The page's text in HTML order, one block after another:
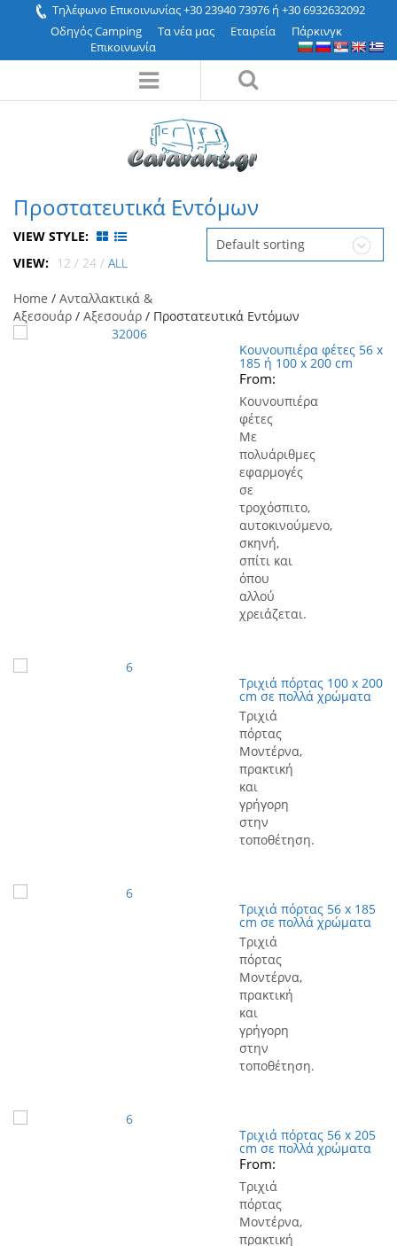
Τηλέφωνο Επικοινωνίας +30 23940 73976 ή +30 6932632092
Οδηγός Camping
Τα νέα μας Εταιρεία
Πάρκινγκ
Επικοινωνία
Προστατευτικά Εντόμων
Default sorting
VIEW STYLE:
VIEW: 12 / 24 / ALL
Home / Ανταλλακτικά &
Αξεσουάρ / Αξεσουάρ / Προστατευτικά Εντόμων
Κουνουπιέρα φέτες 56 x
185 ή 100 x 200 cm
From:
Κουνουπιέρα
φέτες
Με
πολυάριθμες
εφαρμογές
σε
τροχόσπιτο,
αυτοκινούμενο,
σκηνή,
σπίτι και
όπου
αλλού
χρειάζεται.
Τριχιά πόρτας 100 x 200
cm σε πολλά χρώματα
Τριχιά
πόρτας
Μοντέρνα,
πρακτική
και
γρήγορη
στην
τοποθέτηση.
Τριχιά πόρτας 56 x 185
cm σε πολλά χρώματα
Τριχιά
πόρτας
Μοντέρνα,
πρακτική
και
γρήγορη
στην
τοποθέτηση.
Τριχιά πόρτας 56 x 205
cm σε πολλά χρώματα
From:
Τριχιά
πόρτας
Μοντέρνα,
πρακτική